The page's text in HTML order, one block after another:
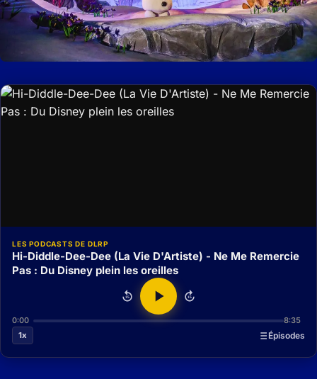
LES PODCASTS DE DLRP
Hi-Diddle-Dee-Dee (La Vie D'Artiste) - Ne Me Remercie
Pas : Du Disney plein les oreilles
15 15
0:00
8:35
1x
Épisodes